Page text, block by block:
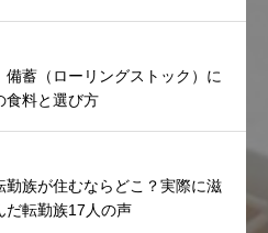
備蓄（ローリングストック）に
食料と選び方
勤族が住むならどこ？実際に滋
だ転勤族17人の声